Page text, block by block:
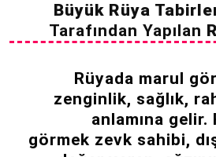
Büyük Rüya
Tarafından Yapılan
Rüyada marul
zenginlik, sağlık,
anlamına gelir.
görmek zevk sahibi,